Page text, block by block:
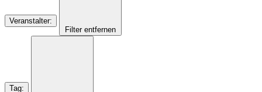
Veranstalter:
Filter entfernen
Tag: